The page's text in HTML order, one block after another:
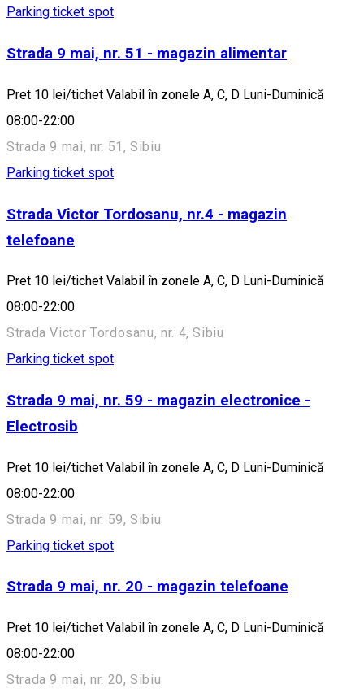
Parking ticket spot
Strada 9 mai, nr. 51 - magazin alimentar
Pret 10 lei/tichet Valabil în zonele A, C, D Luni-Duminică
08:00-22:00
Strada 9 mai, nr. 51, Sibiu
Parking ticket spot
Strada Victor Tordosanu, nr.4 - magazin
telefoane
Pret 10 lei/tichet Valabil în zonele A, C, D Luni-Duminică
08:00-22:00
Strada Victor Tordosanu, nr. 4, Sibiu
Parking ticket spot
Strada 9 mai, nr. 59 - magazin electronice -
Electrosib
Pret 10 lei/tichet Valabil în zonele A, C, D Luni-Duminică
08:00-22:00
Strada 9 mai, nr. 59, Sibiu
Parking ticket spot
Strada 9 mai, nr. 20 - magazin telefoane
Pret 10 lei/tichet Valabil în zonele A, C, D Luni-Duminică
08:00-22:00
Strada 9 mai, nr. 20, Sibiu